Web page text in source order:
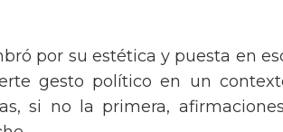
por su estética y puesta en
gesto político en un
si no la primera, afirmaciones